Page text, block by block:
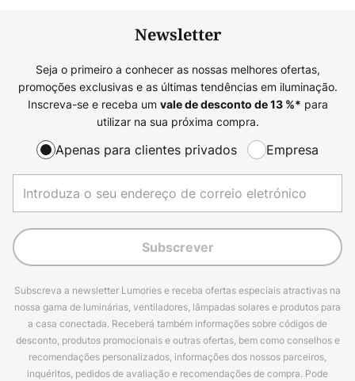
Newsletter
Seja o primeiro a conhecer as nossas melhores ofertas,
promoções exclusivas e as últimas tendências em iluminação.
Inscreva-se e receba um vale de desconto de13%* para
utilizar na sua próxima compra.
Apenas para clientes privados Empresa
Subscrever
Subscreva a newsletter Lumories e receba ofertas especiais atractivas na
nossa gama de luminárias, ventiladores, lâmpadas solares e produtos para
a casa conectada. Receberá também informações sobre códigos de
desconto, produtos promocionais e outras ofertas, bem como conselhos e
recomendações personalizados, informações dos nossos parceiros,
inquéritos, pedidos de avaliação e recomendações de compra. Pode